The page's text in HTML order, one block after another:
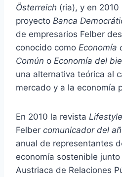
Österreich (ria), y en 2010
proyecto Banca
de empresarios Felber
conocido como Economía
Común o Economía del
una alternativa teórica al
mercado y a la economía
En 2010 la revista Lifestyle
Felber comunicador del
anual de representantes
economía sostenible
Austriaca de Relaciones